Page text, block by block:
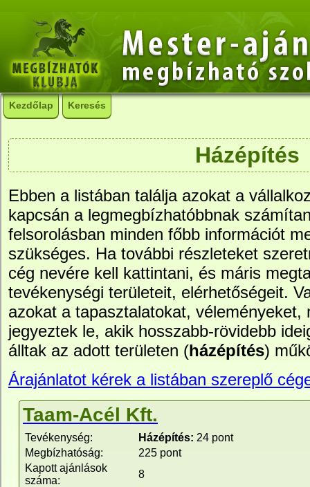
Kezdőlap Keresés
Házépítés
Ebben a listában találja azokat a
kapcsán a legmegbízhatóbbnak
felsorolásban minden főbb információt
szükséges. Ha további részleteket
cég nevére kell kattintani, és máris
tevékenységi területeit, elérhetőségeit.
azokat a tapasztalatokat, véleményeket,
jegyeztek le, akik hosszabb-rövidebb
álltak az adott területen (házépítés)
Árajánlatot kérek a listában szereplő
Taam-Acél Kft.
Tevékenység: Házépítés: 24 pont
Megbízhatóság:
225 pont
Kapott ajánlások
száma:
8